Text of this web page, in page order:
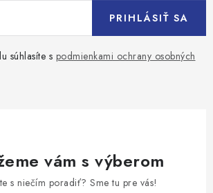
súhlasíte s podmienkami ochrany osobných
PRIHLÁSIŤ SA
vám s výberom
s niečím poradiť? Sme tu pre vás!